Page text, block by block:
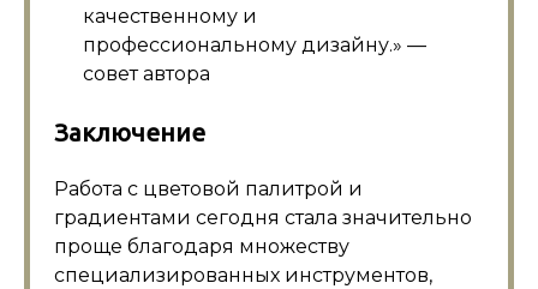
качественному и
профессиональному дизайну.» —
совет автора
Заключение
Работа с цветовой палитрой и
градиентами сегодня стала значительно
проще благодаря множеству
специализированных инструментов,